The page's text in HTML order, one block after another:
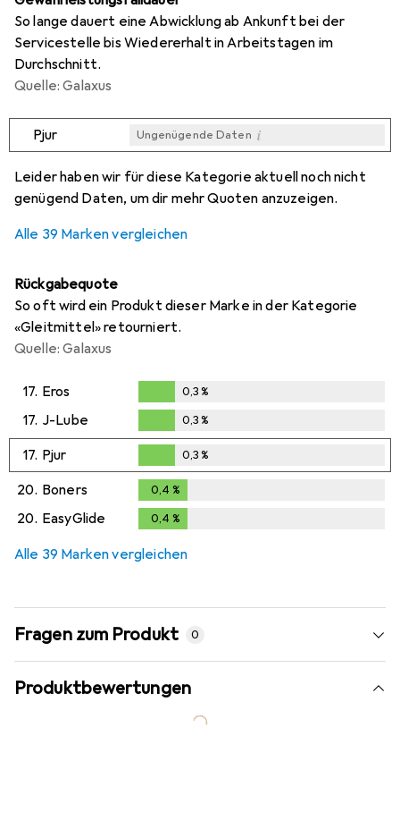
So lange dauert eine Abwicklung ab Ankunft bei der
Servicestelle bis Wiedererhalt in Arbeitstagen im
Durchschnitt.
Quelle: Galaxus
Pjur Ungenügende Daten i
Leider haben wir für diese Kategorie aktuell noch nicht
genügend Daten, um dir mehr Quoten anzuzeigen.
Alle 39 Marken vergleichen
Rückgabequote
So oft wird ein Produkt dieser Marke in der Kategorie
«Gleitmittel» retourniert.
Quelle: Galaxus
17. Eros
0,3%
0,3%
17. J-Lube
0,3%
0,3%
17. Pjur
0,3%
0,3%
20. Boners 0,4 %
20. EasyGlide 0,4 %
Alle 39 Marken vergleichen
Fragen zum Produkt 0
Produktbewertungen